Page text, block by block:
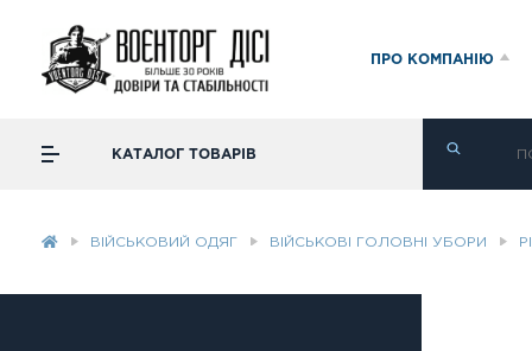
ПРО КОМПАНІЮ
КАТАЛОГ ТОВАРІВ
ВІЙСЬКОВИЙ ОДЯГ ВІЙСЬКОВІ ГОЛОВНІ УБОРИ